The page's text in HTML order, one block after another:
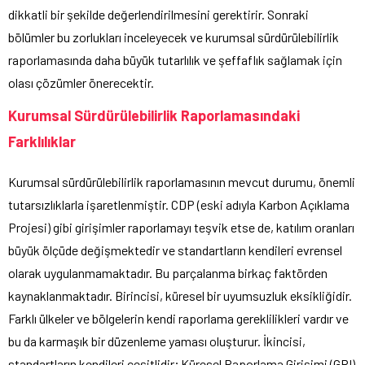
dikkatli bir şekilde değerlendirilmesini gerektirir. Sonraki
bölümler bu zorlukları inceleyecek ve kurumsal sürdürülebilirlik
raporlamasında daha büyük tutarlılık ve şeffaflık sağlamak için
olası çözümler önerecektir.
Kurumsal Sürdürülebilirlik Raporlamasındaki
Farklılıklar
Kurumsal sürdürülebilirlik raporlamasının mevcut durumu, önemli
tutarsızlıklarla işaretlenmiştir. CDP (eski adıyla Karbon Açıklama
Projesi) gibi girişimler raporlamayı teşvik etse de, katılım oranları
büyük ölçüde değişmektedir ve standartların kendileri evrensel
olarak uygulanmamaktadır. Bu parçalanma birkaç faktörden
kaynaklanmaktadır. Birincisi, küresel bir uyumsuzluk eksikliğidir.
Farklı ülkeler ve bölgelerin kendi raporlama gereklilikleri vardır ve
bu da karmaşık bir düzenleme yaması oluşturur. İkincisi,